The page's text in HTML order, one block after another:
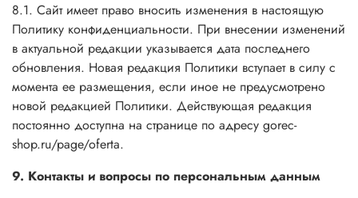
8.1. Сайт имеет право вносить изменения в настоящую
Политику конфиденциальности. При внесении изменений
в актуальной редакции указывается дата последнего
обновления. Новая редакция Политики вступает в силу с
момента ее размещения, если иное не предусмотрено
новой редакцией Политики. Действующая редакция
постоянно доступна на странице по адресу gorec-
shop.ru/page/oferta.
9. Контакты и вопросы по персональным данным